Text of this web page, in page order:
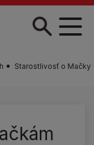
Starostlivosť o Mačky